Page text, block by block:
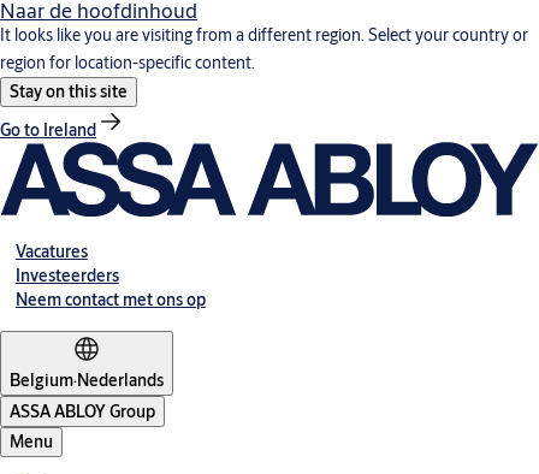
Naar de hoofdinhoud
It looks like you are visiting from a different region. Select your country or
region for location-specific content.
Stay on this site
Go to Ireland
Vacatures
Investeerders
Neem contact met ons op
Belgium·Nederlands
ASSA ABLOY Group
Menu